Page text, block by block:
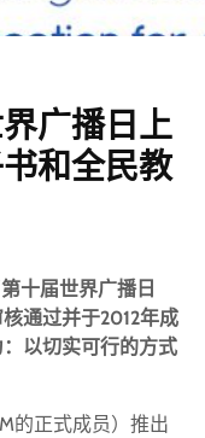
广播日上
和全民教
十届世界广播日
通过并于2012年成
以切实可行的方式
的正式成员）推出